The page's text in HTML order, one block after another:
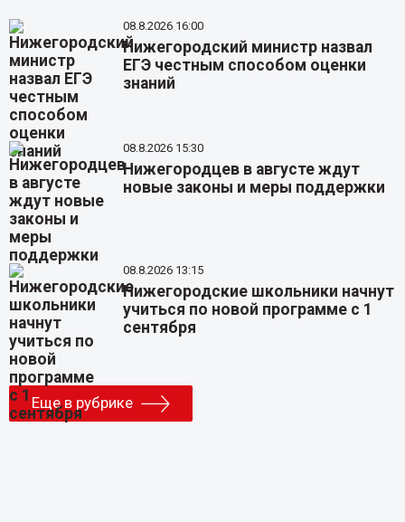
08.8.2026 16:00
Нижегородский министр назвал
ЕГЭ честным способом оценки
знаний
08.8.2026 15:30
Нижегородцев в августе ждут
новые законы и меры поддержки
08.8.2026 13:15
Нижегородские школьники начнут
учиться по новой программе с 1
сентября
Еще в рубрике